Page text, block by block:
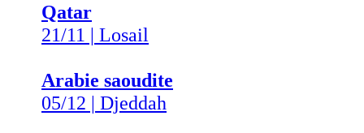
Qatar
21/11 | Losail
Arabie saoudite
05/12 | Djeddah